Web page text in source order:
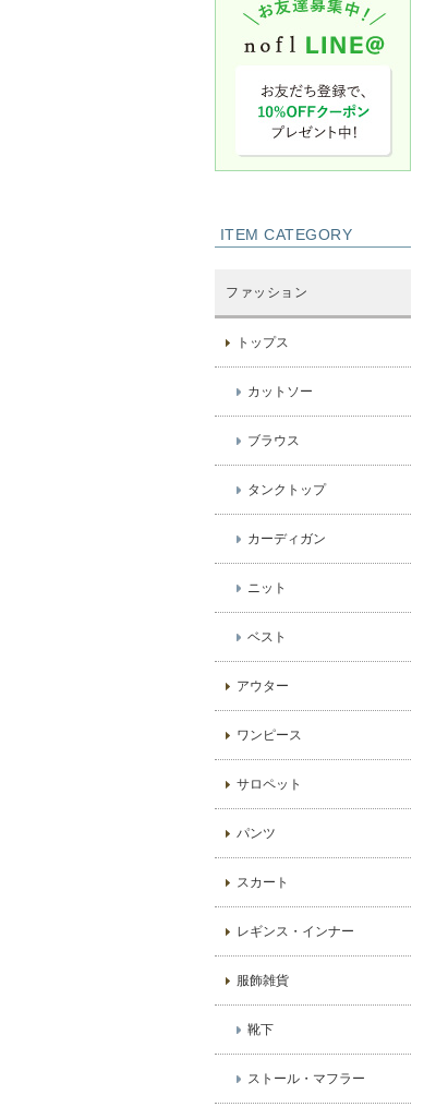
ITEM CATEGORY
ファッション
トップス
カットソー
ブラウス
タンクトップ
カーディガン
ニット
ベスト
アウター
ワンピース
サロペット
パンツ
スカート
レギンス・インナー
服飾雑貨
靴下
ストール・マフラー